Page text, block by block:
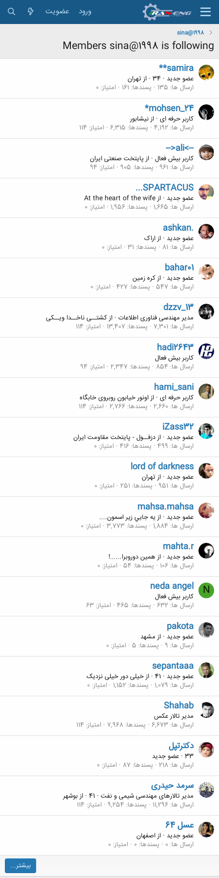
ورود عضویت
sina@1998
Members sina@1998 is following
**samira
عضو جدید ·
· ازتهران
ارسال ها 135 پسندها 161 امتیاز 0
*mohsen_24
کاربر حرفه ای · ازنيشابور
ارسال ها 4,192 پسندها 6,315 امتیاز 114
-->ali<--
کاربر بیش فعال · از پایتخت صنعتی ایران
ارسال ها 961 پسندها 905 امتیاز 94
...SPARTACUS
عضو جدید · ازAt the heart of the wife
ارسال ها 1,665 پسندها 1,956 امتیاز 0
ashkan.
عضو جدید · ازاراک
ارسال ها 81 پسندها 31 امتیاز 0
bahar01
عضو جدید · ازکره زمین
ارسال ها 547 پسندها 427 امتیاز 0
dzzv_13
مدیر مهندسی فناوری اطلاعات · ازکشتــی ناخــدا ویــکی
ارسال ها 7,301 پسندها 13,407 امتیاز 114
hadi2643
کاربر بیش فعال
ارسال ها 854 پسندها 2,347 امتیاز 94
hami_sani
کاربر حرفه ای · ازاونور خیابون روبروی خابگاه
ارسال ها 2,660 پسندها 2,766 امتیاز 114
iZass32
عضو جدید · ازدزفــول - پایتخت مقاومت ایران
ارسال ها 499 پسندها 416 امتیاز 0
lord of darkness
عضو جدید · ازتهران
ارسال ها 951 پسندها 251 امتیاز 0
mahsa.mahsa
عضو جدید · ازيه جايي زير اسمون....
ارسال ها 1,884 پسندها 3,773 امتیاز 0
mahta.r
عضو جدید · از همین دوروبرا......!
ارسال ها 106 پسندها 54 امتیاز 0
N
neda angel
کاربر بیش فعال
ارسال ها 632 پسندها 465 امتیاز 63
pakota
عضو جدید · از مشهد
ارسال ها 9 پسندها 5 امتیاز 0
sepantaaa
عضو جدید ·
· ازخیلی دور خیلی نزدیک
ارسال ها 1,079 پسندها 1,152 امتیاز 0
Shahab
مدیر تالار عکس
ارسال ها 6,673 پسندها 7,968 امتیاز 114
دکترتپل
عضو جدید · 33
ارسال ها 218 پسندها 87 امتیاز 0
سرمد حیدری
مدیر تالارهای مهندسی شیمی و نفت ·
· ازبوشهر
ارسال ها 11,296 پسندها 9,254 امتیاز 114
عسل 64
عضو جدید · ازاصفهان
ارسال ها 0 پسندها 0 امتیاز 0
بیشتر...